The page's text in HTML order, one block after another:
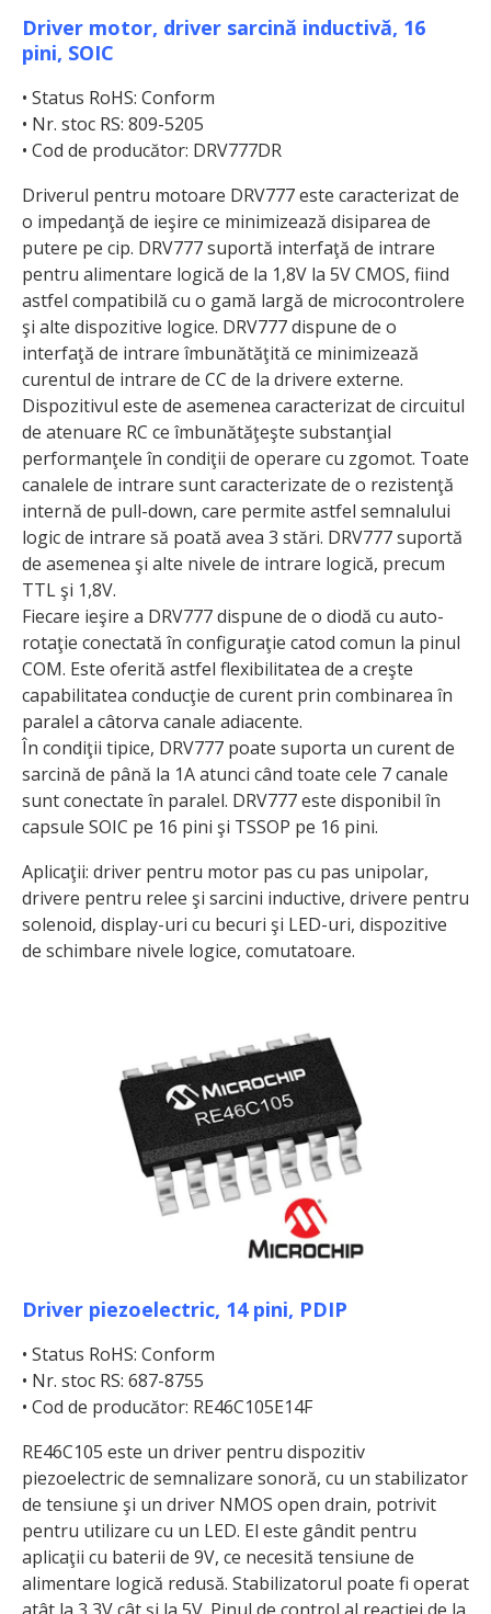
Driver motor, driver sarcină inductivă, 16
pini, SOIC
• Status RoHS: Conform
• Nr. stoc RS: 809-5205
• Cod de producător: DRV777DR
Driverul pentru motoare DRV777 este caracterizat de
o impedanţă de ieşire ce minimizează disiparea de
putere pe cip. DRV777 suportă interfaţă de intrare
pentru alimen­tare logică de la 1,8V la 5V CMOS, fiind
astfel compatibilă cu o gamă largă de microcontrolere
şi alte dispozitive logice. DRV777 dispune de o
interfaţă de intrare îmbunătăţită ce minimizează
curentul de intrare de CC de la drivere externe.
Dispozitivul este de asemenea caracterizat de circuitul
de atenuare RC ce îmbunătăţeşte substanţial
performanţele în condiţii de operare cu zgomot. Toate
canalele de intrare sunt caracterizate de o rezistenţă
internă de pull-down, care permite astfel semnalului
logic de intrare să poată avea 3 stări. DRV777 suportă
de asemenea şi alte nivele de intrare logică, precum
TTL şi 1,8V.
Fiecare ieşire a DRV777 dispune de o diodă cu auto-
rotaţie conectată în configuraţie catod comun la pinul
COM. Este oferită astfel flexibilitatea de a creşte
capabilitatea conducţie de curent prin combinarea în
paralel a câtorva canale adiacente.
În condiţii tipice, DRV777 poate suporta un curent de
sarcină de până la 1A atunci când toate cele 7 canale
sunt conectate în paralel. DRV777 este disponibil în
capsule SOIC pe 16 pini şi TSSOP pe 16 pini.
Aplicaţii: driver pentru motor pas cu pas unipolar,
drivere pentru relee şi sarcini inductive, drivere pentru
solenoid, display-uri cu becuri şi LED-uri, dispozitive
de schimbare nivele logice, comutatoare.
Driver piezoelectric, 14 pini, PDIP
• Status RoHS: Conform
• Nr. stoc RS: 687-8755
• Cod de producător: RE46C105E14F
RE46C105 este un driver pentru dispozitiv
piezoelectric de semnalizare sonoră, cu un stabilizator
de tensiune şi un driver NMOS open drain, potrivit
pentru utilizare cu un LED. El este gândit pentru
aplicaţii cu baterii de 9V, ce necesită tensiune de
alimentare logică redusă. Stabilizatorul poate fi ope­rat
atât la 3,3V cât şi la 5V. Pinul de control al reacţiei de la